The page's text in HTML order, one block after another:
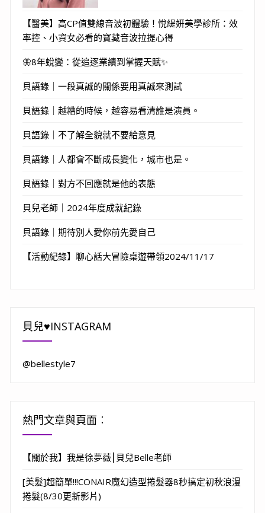
【醫美】高CP值雙線音波初體驗！悅緹妍美學診所：效
率控、小資女必看的寶藏音波拉提心得
🦋8年蛻變：從追逐業績到掌握天賦✨
貝語錄｜一段真誠的關係要用真誠來測試
貝語錄｜越糟的時候，越容易看清誰是演員。
貝語錄｜不了解全貌就不要給意見
貝語錄｜人都會不斷成長變化，城市也是。
貝語錄｜對方不回應就是他的表態
貝兒老師｜2024年度成就紀錄
貝語錄｜期待別人愛你前先愛自己
【活動紀錄】聊心話大冒險桌遊帶領2024/11/17
貝兒♥INSTAGRAM
@bellestyle7
熱門文章與頁面︰
【關於我】我是徐夢薇⎮貝兒Belle老師
[美髮]超簡單!!!CONAIR魔幻造型捲髮器8秒搞定初秋浪漫
捲髮(8/30更新影片)